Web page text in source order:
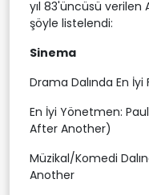
yıl 83'üncüsü verilen
şöyle listelendi:
Sinema
Drama Dalında En
En İyi Yönetmen:
After Another)
Müzikal/Komedi
Another